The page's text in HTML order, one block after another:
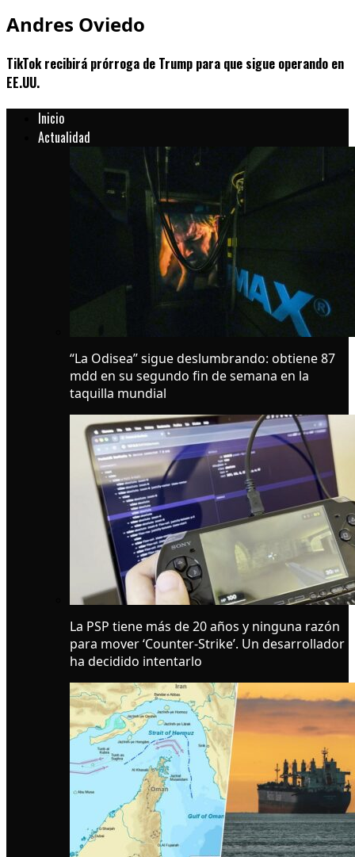
Andres Oviedo
TikTok recibirá prórroga de Trump para que sigue operando en
EE.UU.
Inicio
Actualidad
“La Odisea” sigue deslumbrando: obtiene 87
mdd en su segundo fin de semana en la
taquilla mundial
La PSP tiene más de 20 años y ninguna razón
para mover ‘Counter-Strike’. Un desarrollador
ha decidido intentarlo